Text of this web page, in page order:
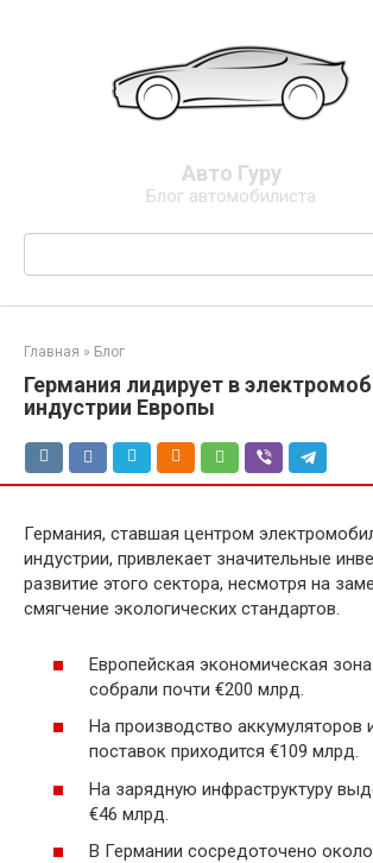
Авто Гуру
Блог автомобилиста
Поиск:
Главная » Блог
Германия лидирует в
индустрии Европы
Германия, ставшая центром
индустрии, привлекает значительные
развитие этого сектора, несмотря на
смягчение экологических стандартов.
Европейская экономическая
собрали почти €200 млрд.
На производство аккумуляторов
поставок приходится €109 млрд.
На зарядную инфраструктуру
€46 млрд.
В Германии сосредоточено около